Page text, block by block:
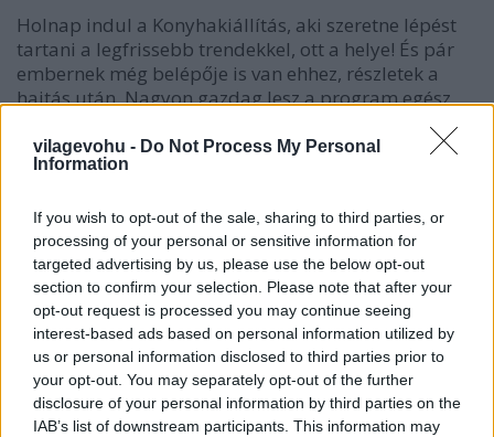
vilagevohu - Do Not Process My Personal
Information
If you wish to opt-out of the sale, sharing to third parties, or
processing of your personal or sensitive information for
targeted advertising by us, please use the below opt-out
section to confirm your selection. Please note that after your
opt-out request is processed you may continue seeing
interest-based ads based on personal information utilized by
us or personal information disclosed to third parties prior to
your opt-out. You may separately opt-out of the further
disclosure of your personal information by third parties on the
IAB’s list of downstream participants. This information may
Holnap indul a Konyhakiállítás, aki szeretne lépést
tartani a legfrissebb trendekkel, ott a helye! És pár
embernek még belépője is van ehhez, részletek a
hajtás után. Nagyon gazdag lesz a program egész
természetesen az…